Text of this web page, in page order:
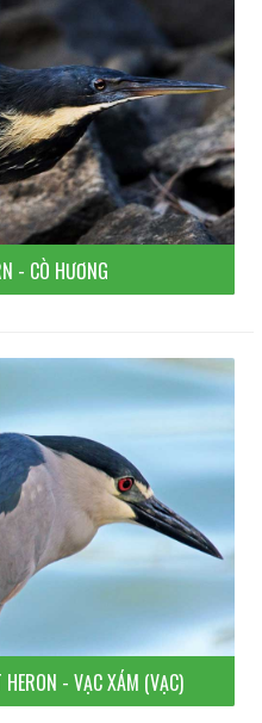
- CÒ HƯƠNG
- VẠC XÁM (VẠC)